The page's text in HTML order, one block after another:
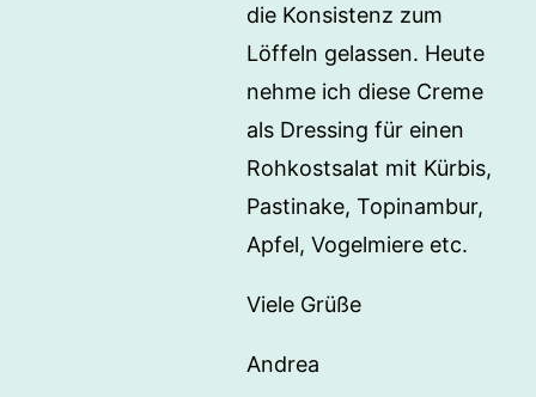
die Konsistenz zum
Löffeln gelassen. Heute
nehme ich diese Creme
als Dressing für einen
Rohkostsalat mit Kürbis,
Pastinake, Topinambur,
Apfel, Vogelmiere etc.
Viele Grüße
Andrea